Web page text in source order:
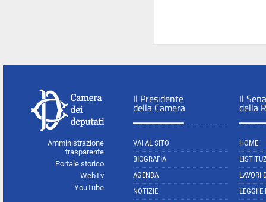
Amministrazione
trasparente
Portale storico
WebTv
YouTube
Il Presidente
della Camera
VAI AL SITO
BIOGRAFIA
AGENDA
NOTIZIE
Il
della
HOME
LAVORI
LEGGI E